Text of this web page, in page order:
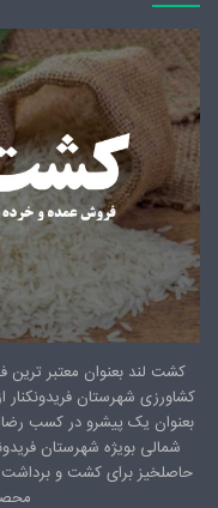
کشت لند بعنوان معتبر
کشاورزی شهرستان فریدونکنار
بعنوان یک پیشرو در کسب
شمالی بویژه شهرستان
حاصلخیز برای کشت و برداشت